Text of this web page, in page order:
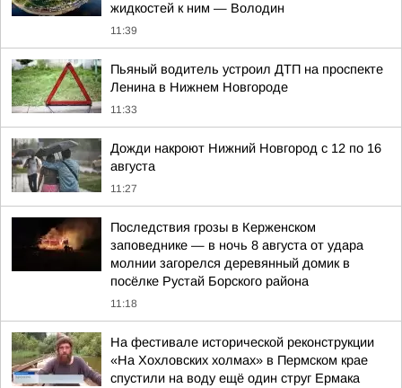
жидкостей к ним — Володин
11:39
Пьяный водитель устроил ДТП на проспекте
Ленина в Нижнем Новгороде
11:33
Дожди накроют Нижний Новгород с 12 по 16
августа
11:27
Последствия грозы в Керженском
заповеднике — в ночь 8 августа от удара
молнии загорелся деревянный домик в
посёлке Рустай Борского района
11:18
На фестивале исторической реконструкции
«На Хохловских холмах» в Пермском крае
спустили на воду ещё один струг Ермака